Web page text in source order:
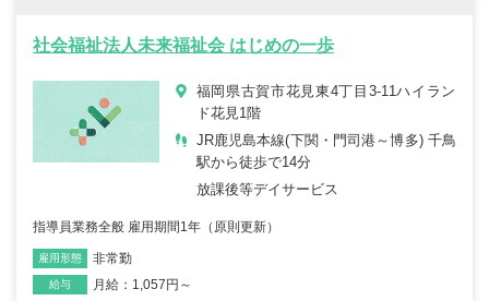
社会福祉法人未来福祉会 はじめの一歩
福岡県古賀市花見東4丁目3-11ハイラン
ド花見1階
JR鹿児島本線(下関・門司港～博多) 千鳥
駅から徒歩で14分
放課後等デイサービス
指導員業務全般 雇用期間1年（原則更新）
職種
雇用形態 非常勤
給与 月給：1,057円～